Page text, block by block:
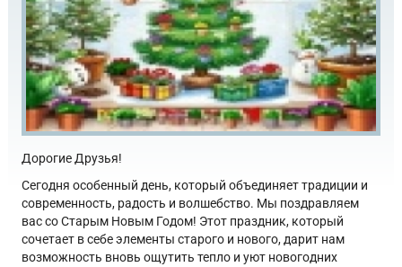
Дорогие Друзья!
Сегодня особенный день, который объединяет традиции и
современность, радость и волшебство. Мы поздравляем
вас со Старым Новым Годом! Этот праздник, который
сочетает в себе элементы старого и нового, дарит нам
возможность вновь ощутить тепло и уют новогодних